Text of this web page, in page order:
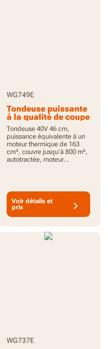
WG749E
Tondeuse puissante
à la qualité de coupe
supérieure
Tondeuse 40V 46 cm,
puissance équivalente à un
moteur thermique de 163
cm³, couvre jusqu’à 800 m²,
autotractée, moteur
Voir détails et
prix
WG737E